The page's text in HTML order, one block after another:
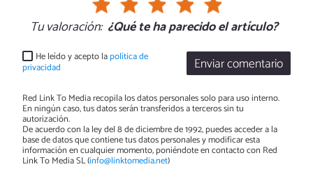
Tu valoración: ¿Qué te ha parecido el artículo?
Enviar comentario
He leído y acepto lapolítica de
privacidad
Red Link To Media recopila los datos personales solo para uso interno.
En ningún caso, tus datos serán transferidos a terceros sin tu
autorización.
De acuerdo con la ley del 8 de diciembre de 1992, puedes acceder a la
base de datos que contiene tus datos personales y modificar esta
información en cualquier momento, poniéndote en contacto con Red
Link To Media SL (info@linktomedia.net)